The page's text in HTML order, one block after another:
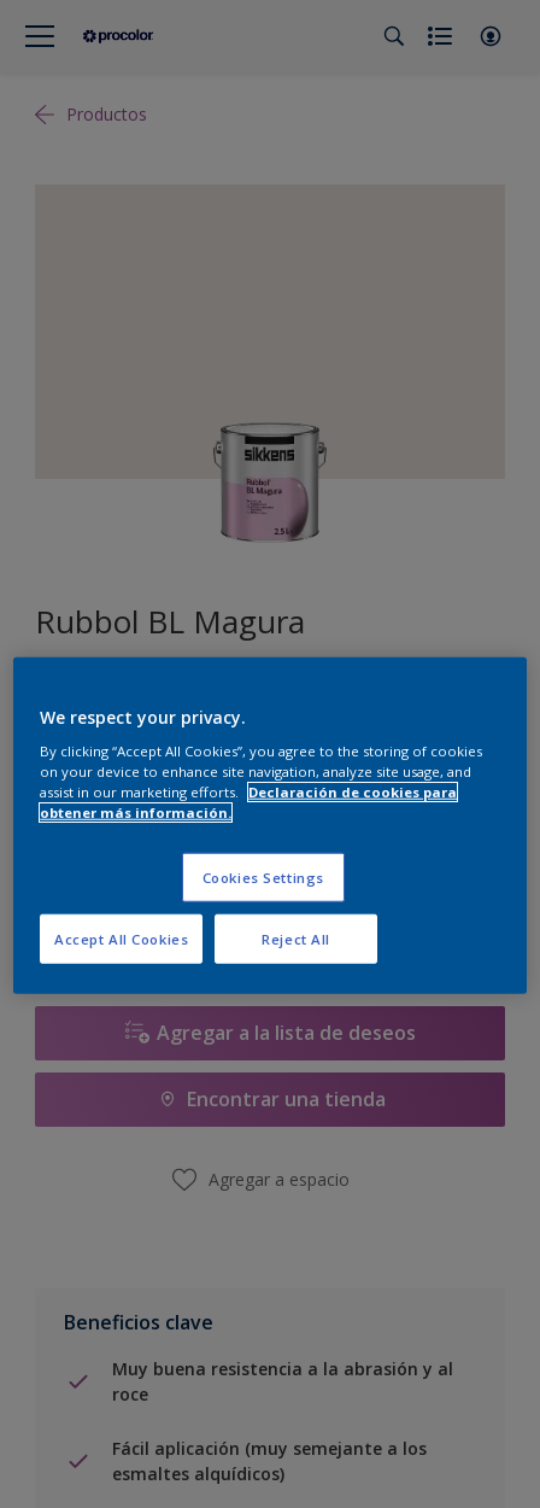
Productos
Rubbol BL Magura
Tamaño
Calculadora de pintura
Calcular
Agregar a la lista de deseos
Encontrar una tienda
Agregar a espacio
Beneficios clave
Muy buena resistencia a la abrasión y al
roce
Fácil aplicación (muy semejante a los
esmaltes alquídicos)
We respect your privacy.
By clicking “Accept All Cookies”, you agree to the storing of cookies
on your device to enhance site navigation, analyze site usage, and
assist in our marketing efforts.
Declaración de cookies para
obtener más información.
Cookies Settings
Reject All
Accept All Cookies